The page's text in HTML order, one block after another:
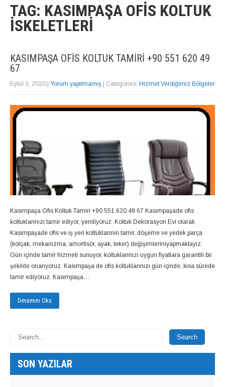
TAG: KASIMPAŞA OFIS KOLTUK
İSKELETLERI
KASIMPAŞA OFIS KOLTUK TAMIRI +90 551 620 49
67
Eylül 3, 2020 | Yorum yapılmamış | Categories: Hizmet Verdiğimiz Bölgeler
Kasımpaşa Ofis Koltuk Tamiri +90 551 620 49 67 Kasımpaşade ofis
koltuklarınızı tamir ediyor, yeniliyoruz. Koltuk Dekorasyon Evi olarak
Kasımpaşade ofis ve iş yeri koltuklarının tamir, döşeme ve yedek parça
(kolçak, mekanizma, amortisör, ayak, teker) değişimleriniyapmaktayız.
Gün içinde tamir hizmeti sunuyor, koltuklarınızı uygun fiyatlara garantili bir
şekilde onarıyoruz. Kasımpaşa de ofis koltuklarınızı gün içinde, kısa sürede
tamir ediyoruz. Kasımpaşa…
Devamını Oku
SON YAZILAR